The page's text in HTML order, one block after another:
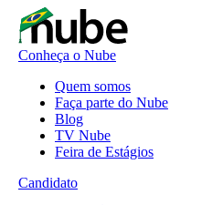
Conheça o Nube
Quem somos
Faça parte do Nube
Blog
TV Nube
Feira de Estágios
Candidato